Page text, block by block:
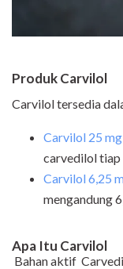
Produk Carvilol
Carvilol tersedia
Carvilol 25
carvedilol
Carvilol 6,25
mengandung
Apa Itu Carvilol
Bahan aktif